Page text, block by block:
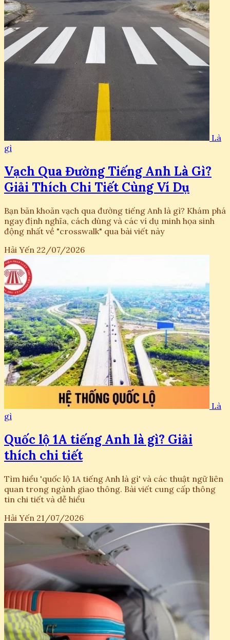
Là
gì
Vạch Qua Đường Tiếng Anh Là Gì?
Giải Thích Chi Tiết Cùng Ví Dụ
Bạn băn khoăn vạch qua đường tiếng Anh là gì? Khám phá
ngay định nghĩa, cách dùng và các ví dụ minh họa sinh
động nhất về "crosswalk" qua bài viết này
Hải Yến 22/07/2026
Là
gì
Quốc lộ 1A tiếng Anh là gì? Giải
thích chi tiết
Tìm hiểu 'quốc lộ 1A tiếng Anh là gì' và các thuật ngữ liên
quan trong ngành giao thông. Bài viết cung cấp thông
tin chi tiết và dễ hiểu
Hải Yến 21/07/2026